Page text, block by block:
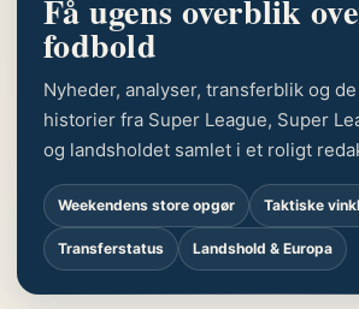
Få ugens overblik
fodbold
Nyheder, analyser, transferblik og
historier fra Super League, Super
og landsholdet samlet i et roligt
Weekendens store opgør Taktiske
Transferstatus Landshold & Europa